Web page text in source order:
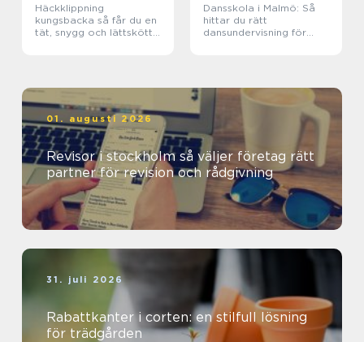
Häckklippning
kungsbacka så får du en
tät, snygg och lättskött
Dansskola i Malmö: Så
hittar du rätt
dansundervisning för
01. augusti 2026
Revisor i stockholm så väljer företag rätt
partner för revision och rådgivning
31. juli 2026
Rabattkanter i corten: en stilfull lösning
för trädgården